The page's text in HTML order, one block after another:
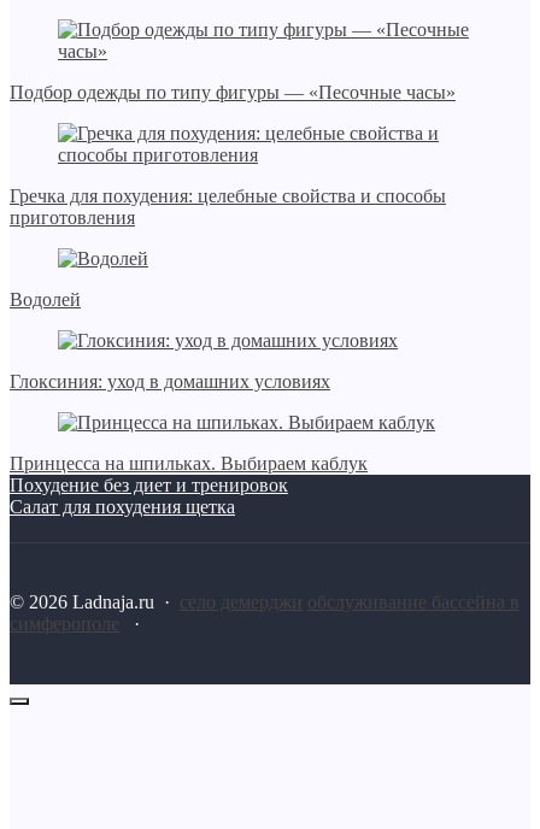
Подбор одежды по типу фигуры — «Песочные часы»
Гречка для похудения: целебные свойства и способы
приготовления
Водолей
Глоксиния: уход в домашних условиях
Принцесса на шпильках. Выбираем каблук
Похудение без диет и тренировок
Салат для похудения щетка
© 2026 Ladnaja.ru · село демерджи обслуживание бассейна в
симферополе
·